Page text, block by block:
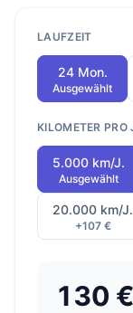
LAUFZEIT
24 Mon.
Ausgewählt
KILOMETER PRO
5.000 km/J.
Ausgewählt
20.000 km/J.
+107 €
130 €